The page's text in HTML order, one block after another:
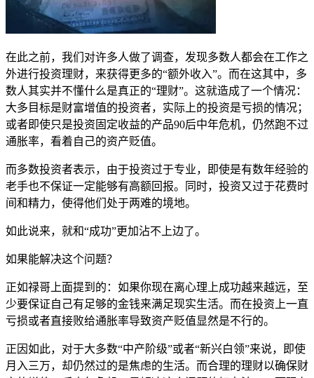
在此之前，我们对许多人做了调查，发现多数人都会在工作之
外进行投资理财，来获得更多的“额外收入”。而在这其中，多
数人其实并不懂什么是真正的“理财”。这就造成了一个情况：
大多目标是财富增值的投资者，实际上的投资是亏损的情况；
或者即使只是投资固定收益的产品90后中年危机，仍然跑不过
通胀率，看着自己的资产贬值。
而多数投资者表示，由于投资过于专业，即使是有数年经验的
老手也不保证一定能够有高额回报。同时，投资又过于花费时
间和精力，使得他们处于两难的境地。
如此说来，就和“成功”更加沾不上边了。
如果能解决这个问题？
正如禄哥上面提到的：如果你现在离心理上成功越来越远，至
少要保证自己有足够的金钱来满足现实生活。而在投资上一直
亏损或者直接败给通胀率导致资产贬值显然是不行的。
正因如此，对于大多数“中产阶级”或者“新兴白领”来说，即使
月入三万，却仍然过的是焦虑的生活。而合理的理财以确保财